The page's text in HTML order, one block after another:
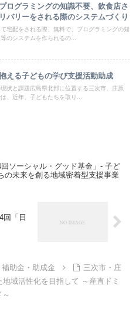
ログラミングの知識不要、飲食店さ
バリーをされる際のシステムづくり
宅配をされる際、無料で、プログラミングの知
のシステムを作られるの...
える子どもの学び支援活動助成
状と課題広島県北部に位置する三次市、庄原
、近年、子どもたちを取り...
回ソーシャル・グッド基金」- 子ど
の未来を創る地域密着型支援事業
回「日
補助金・助成金
三次市・庄
域活性化を目指して ～産直ドミ